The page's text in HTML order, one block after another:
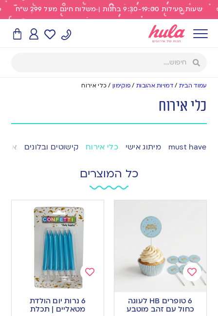
שעות פעילות 9:30-19:00 בחנות | משלוח חינם מעל 299 ש"ח
עמוד הבית /דמויות אהובות/ פוקימון / כלי אירוח
כלי אירוח
must have מיתוג אישי כלי אירוח קישוטים ובלונים
כל המוצרים
Add
wishlist
6 טופרים HB לעוגה
כחול עם זהב מוטבע
Add
wishlist
6 נרות יום הולדת
מטאליים | תכלת